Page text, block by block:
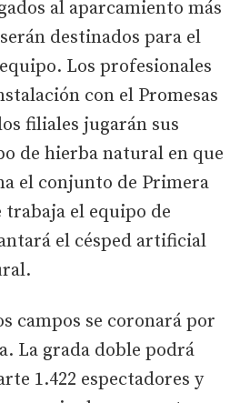
al aparcamiento más
destinados para el
Los profesionales
con el Promesas
filiales jugarán sus
de hierba natural en que
el conjunto de Primera
trabaja el equipo de
el césped artificial
campos se coronará por
La grada doble podrá
1.422 espectadores y